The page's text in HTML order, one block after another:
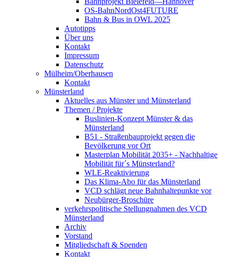
OS-BahnNordOst4FUTURE
Bahn & Bus in OWL 2025
Autotipps
Über uns
Kontakt
Impressum
Datenschutz
Mülheim/Oberhausen
Kontakt
Münsterland
Aktuelles aus Münster und Münsterland
Themen / Projekte
Buslinien-Konzept Münster & das
Münsterland
B51 - Straßenbauprojekt gegen die
Bevölkerung vor Ort
Masterplan Mobilität 2035+ - Nachhaltige
Mobilität für´s Münsterland?
WLE-Reaktivierung
Das Klima-Abo für das Münsterland
VCD schlägt neue Bahnhaltepunkte vor
Neubürger-Broschüre
verkehrspolitische Stellungnahmen des VCD
Münsterland
Archiv
Vorstand
Mitgliedschaft & Spenden
Kontakt